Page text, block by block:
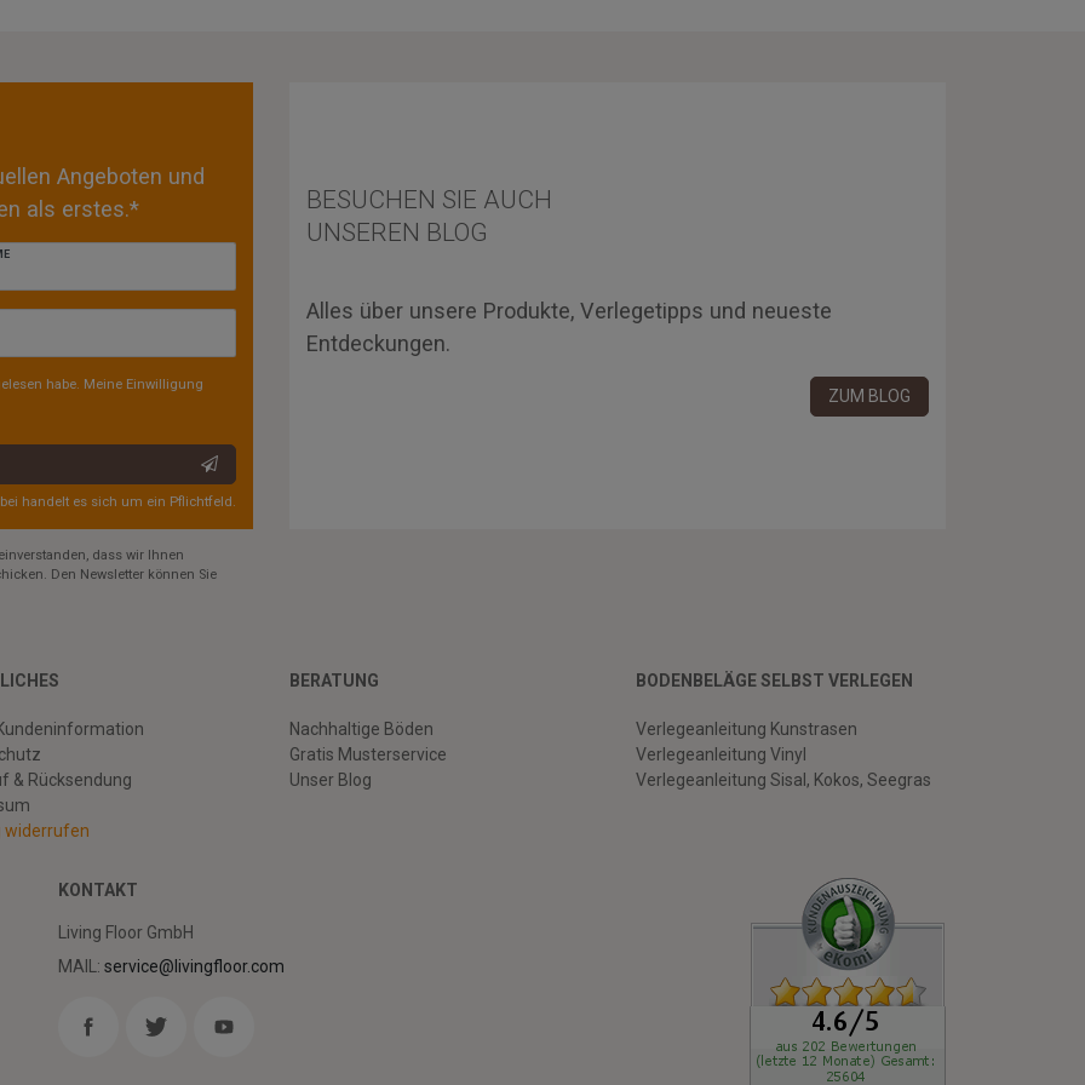
Angeboten und
als erstes.*
habe. Meine Einwilligung
handelt es sich um ein Pflichtfeld.
BESUCHEN SIE AUCH
UNSEREN BLOG
Alles über unsere Produkte, Verlegetipps und neueste
Entdeckungen.
ZUM BLOG
dass wir Ihnen
Den Newsletter können Sie
& Rücksendung
widerrufen
BERATUNG
Nachhaltige Böden
Gratis Musterservice
Unser Blog
BODENBELÄGE SELBST VERLEGEN
Verlegeanleitung Kunstrasen
Verlegeanleitung Vinyl
Verlegeanleitung Sisal, Kokos, Seegras
KONTAKT
Living Floor GmbH
MAIL:service@livingfloor.com